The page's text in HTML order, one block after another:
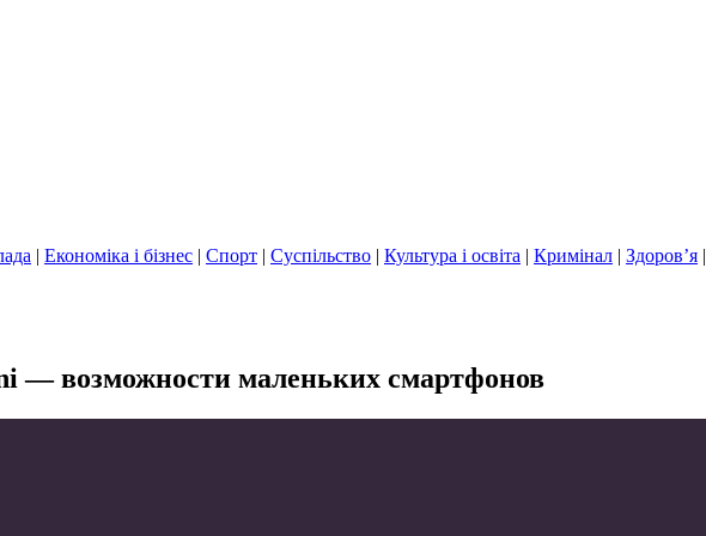
| Економіка і бізнес | Спорт | Суспільство | Культура і освіта | Кримінал | Здоров’я |
— возможности маленьких смартфонов